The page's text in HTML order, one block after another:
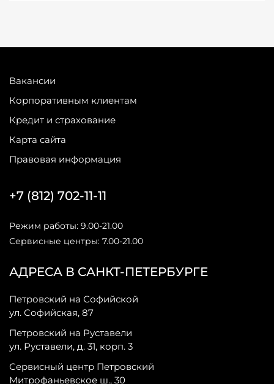
Вакансии
Корпоративным клиентам
Кредит и страхование
Карта сайта
Правовая информация
АДРЕСА В САНКТ-ПЕТЕРБУРГЕ
Петровский на Софийской
ул. Софийская, 87
Петровский на Руставели
ул. Руставели, д. 31, корп. 3
Сервисный центр Петровский
Митрофаньевское ш., 30
+7 (812) 702-11-11
Режим работы: 9.00-21.00
Сервисные центры: 7.00-21.00